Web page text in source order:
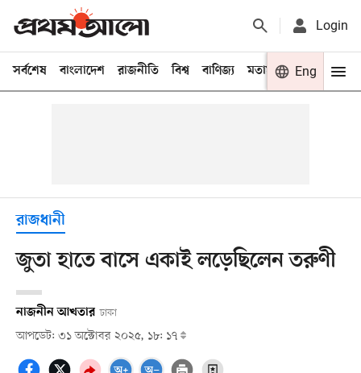
Login
সর্বশেষ বাংলাদেশ রাজনীতি বিশ্ব বাণিজ্য মতামত খেলা
Eng
রাজধানী
জুতা হাতে বাসে একাই লড়েছিলেন তরুণী
নাজনীন আখতার ঢাকা
আপডেট: ৩১ অক্টোবর ২০২৫, ১৮: ১৭